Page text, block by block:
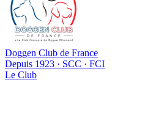
Doggen Club de France
Depuis 1923 · SCC · FCI
Le Club